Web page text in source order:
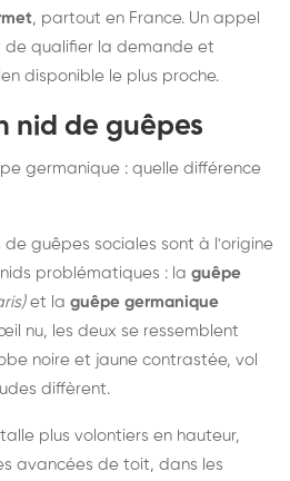
, partout en France. Un appel
de qualifier la demande et
disponible le plus proche.
nid de guêpes
germanique : quelle différence
de guêpes sociales sont à l'origine
problématiques : la guêpe
et la guêpe germanique
nu, les deux se ressemblent
noire et jaune contrastée, vol
diffèrent.
plus volontiers en hauteur,
avancées de toit, dans les